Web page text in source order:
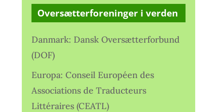
Oversætterforeninger i verden
Danmark: Dansk Oversætterforbund
(DOF)
Europa: Conseil Européen des
Associations de Traducteurs
Littéraires (CEATL)